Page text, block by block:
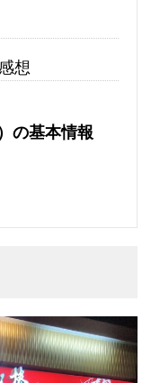
想
の基本情報